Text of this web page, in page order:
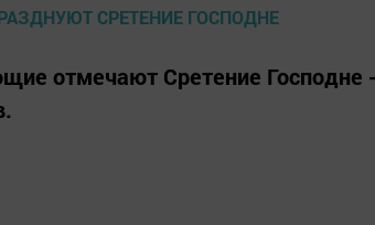
отмечают Сретение Господне